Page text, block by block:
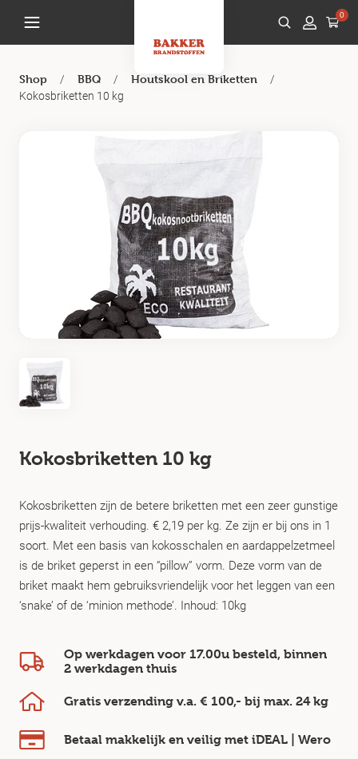
0
Shop / BBQ / Houtskool en Briketten
/
Kokosbriketten 10 kg
Kokosbriketten 10 kg
Kokosbriketten zijn de betere briketten met een zeer gunstige
prijs-kwaliteit verhouding. € 2,19 per kg. Ze zijn er bij ons in 1
soort. Met een basis van kokosschalen en aardappelzetmeel
is de briket geperst in een “pillow” vorm. Deze vorm van de
briket maakt hem gebruiksvriendelijk voor het leggen van een
‘snake’ of de ‘minion methode’. Inhoud: 10kg
Op werkdagen voor 17.00u besteld, binnen
2 werkdagen thuis
Gratis verzending v.a. € 100,- bij max. 24 kg
Betaal makkelijk en veilig met iDEAL | Wero